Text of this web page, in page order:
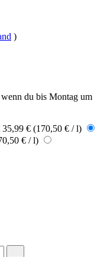
)
wenn du bis Montag um
35,99 € (170,50 € / l)
€ / l)